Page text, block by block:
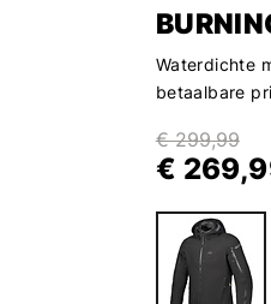
Waterdichte
betaalbare
€ 299,99
€